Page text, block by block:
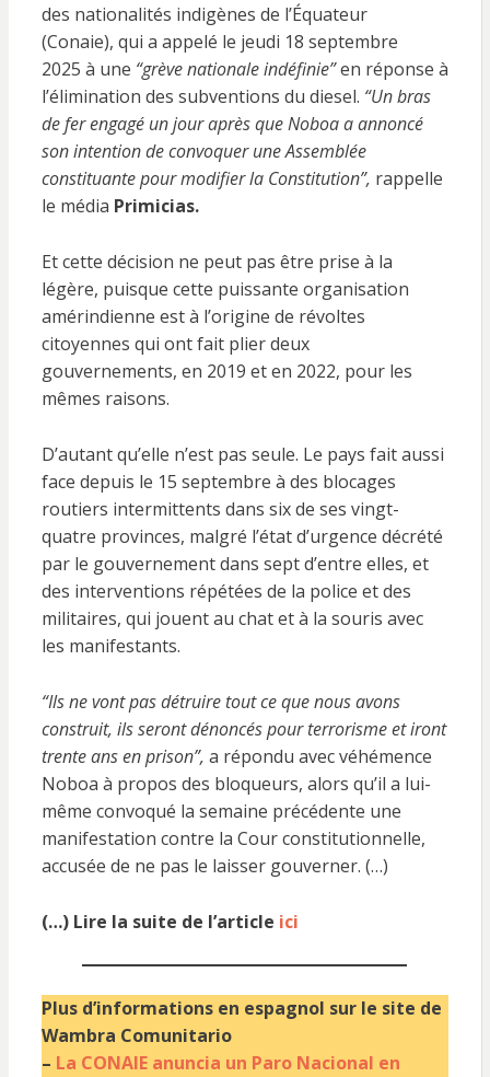
des nationalités indigènes de l’Équateur
(Conaie), qui a appelé le jeudi 18 septembre
2025 à une “grève nationale indéfinie”en réponse à
l’élimination des subventions du diesel. “Un bras
de fer engagé un jour après que Noboa a annoncé
son intention de convoquer une Assemblée
constituante pour modifier la Constitution”, rappelle
le média Primicias.
Et cette décision ne peut pas être prise à la
légère, puisque cette puissante organisation
amérindienne est à l’origine de révoltes
citoyennes qui ont fait plier deux
gouvernements, en 2019 et en 2022, pour les
mêmes raisons.
D’autant qu’elle n’est pas seule. Le pays fait aussi
face depuis le 15 septembre à des blocages
routiers intermittents dans six de ses vingt-
quatre provinces, malgré l’état d’urgence décrété
par le gouvernement dans sept d’entre elles, et
des interventions répétées de la police et des
militaires, qui jouent au chat et à la souris avec
les manifestants.
“Ils ne vont pas détruire tout ce que nous avons
construit, ils seront dénoncés pour terrorisme et iront
trente ans en prison”, a répondu avec véhémence
Noboa à propos des bloqueurs, alors qu’il a lui-
même convoqué la semaine précédente une
manifestation contre la Cour constitutionnelle,
accusée de ne pas le laisser gouverner. (…)
(…) Lire la suite de l’article ici
Plus d’informations en espagnol sur le site de
Wambra Comunitario
– La CONAIE anuncia un Paro Nacional en